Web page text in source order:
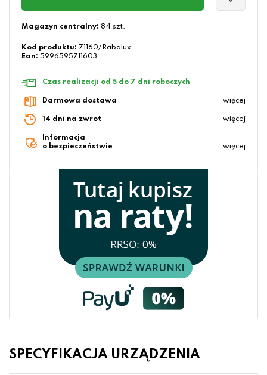
Magazyn centralny: 84 szt.
Kod produktu: 71160/Rabalux
Ean: 5996595711603
Czas realizacji od 5 do 7 dni roboczych
Darmowa dostawa więcej
14 dni na zwrot więcej
Informacja
o bezpieczeństwie
więcej
SPECYFIKACJA URZĄDZENIA